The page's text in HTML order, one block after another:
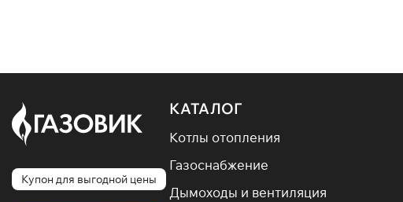
Купон для выгодной цены
КАТАЛОГ
Котлы отопления
Газоснабжение
Дымоходы и вентиляция